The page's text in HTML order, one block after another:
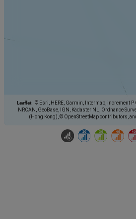
Leaflet
© Esri, HERE, Garmin, Intermap, increment P
NRCAN, GeoBase, IGN, Kadaster NL, Ordnance
(Hong Kong), © OpenStreetMap contributors,